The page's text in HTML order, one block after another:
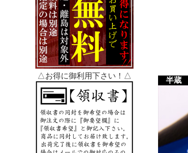
半蔵
△お得に御利用下さい！△